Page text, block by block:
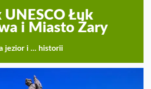
UNESCO Łuk
i Miasto Żary
jezior i ... historii